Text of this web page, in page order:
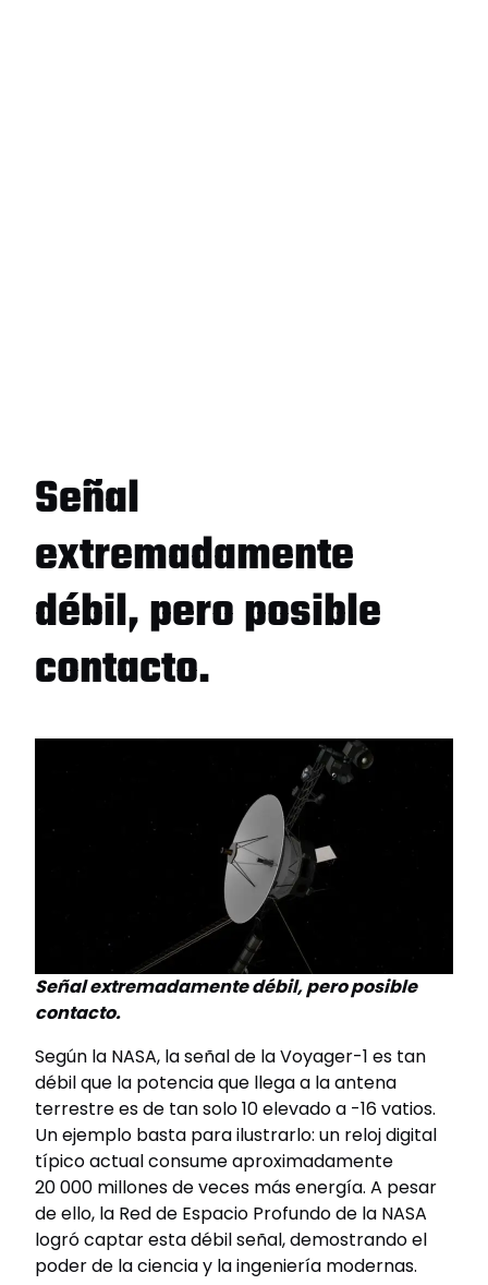
Señal
extremadamente
débil, pero posible
contacto.
Señal extremadamente débil, pero posible
contacto.
Según la NASA, la señal de la Voyager-1 es tan
débil que la potencia que llega a la antena
terrestre es de tan solo 10 elevado a -16 vatios.
Un ejemplo basta para ilustrarlo: un reloj digital
típico actual consume aproximadamente
20 000 millones de veces más energía. A pesar
de ello, la Red de Espacio Profundo de la NASA
logró captar esta débil señal, demostrando el
poder de la ciencia y la ingeniería modernas.